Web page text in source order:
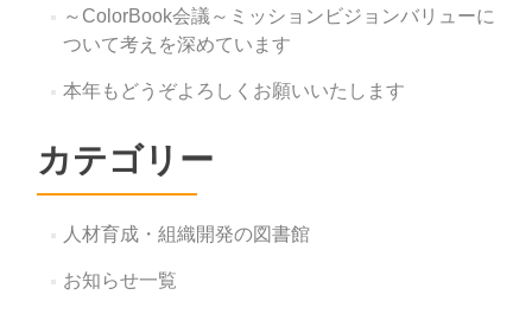
～ColorBook会議～ミッションビジョンバリューに
ついて考えを深めています
本年もどうぞよろしくお願いいたします
カテゴリー
人材育成・組織開発の図書館
お知らせ一覧